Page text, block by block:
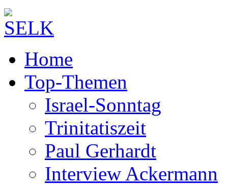
Home
Top-Themen
Israel-Sonntag
Trinitatiszeit
Paul Gerhardt
Interview Ackermann